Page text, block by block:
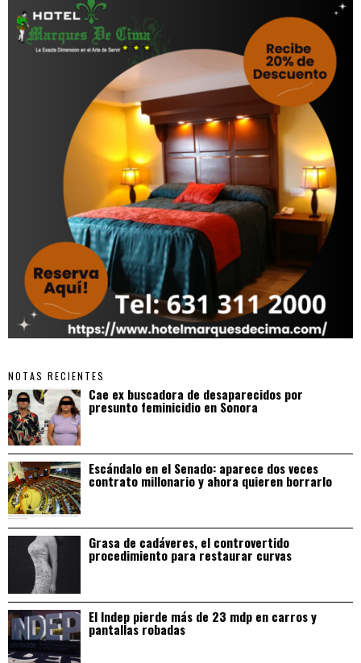
NOTAS RECIENTES
Cae ex buscadora de desaparecidos por
presunto feminicidio en Sonora
Escándalo en el Senado: aparece dos veces
contrato millonario y ahora quieren borrarlo
Grasa de cadáveres, el controvertido
procedimiento para restaurar curvas
El Indep pierde más de 23 mdp en carros y
pantallas robadas